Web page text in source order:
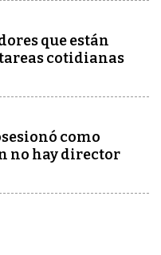
que están
cotidianas
como
no hay director